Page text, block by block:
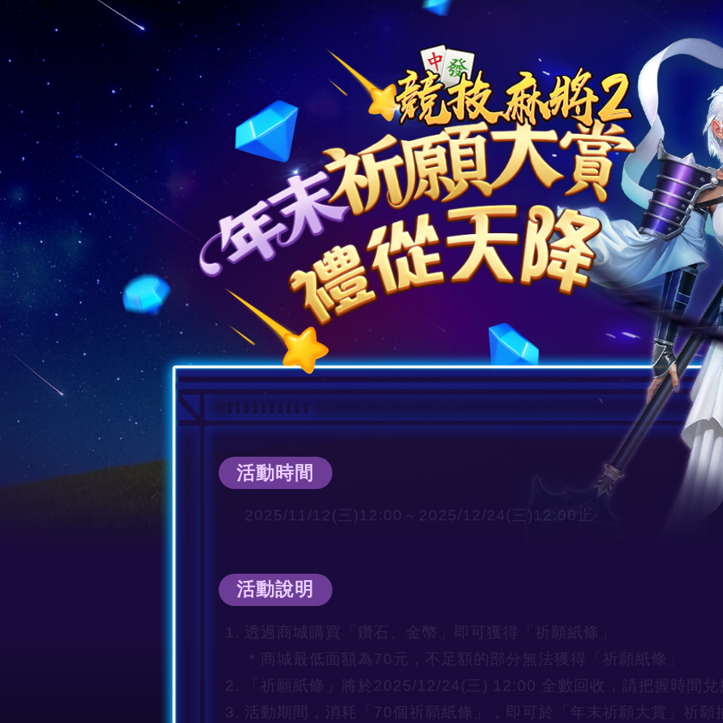
活動時間
2025/11/12(三)12:00～ 2025/12/24(三)12:00止
活動說明
透過商城購買「鑽石、金幣」即可獲得「祈願紙條」
＊商城最低面額為70元，不足額的部分無法獲得「祈願紙條」
「祈願紙條」將於2025/12/24(三) 12:00 全數回收，請把握時間兌
活動期間，消耗「70個祈願紙條」，即可於「年末祈願大賞」祈願